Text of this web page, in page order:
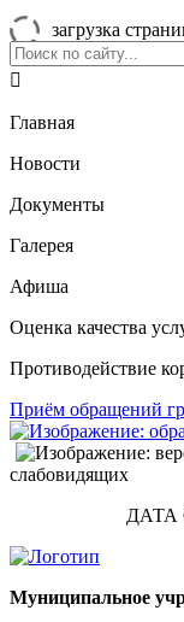
загрузка

Главная
Новости
Документы
Галерея
Афиша
Оценка качества
Противодействие
Приём обращений
слабовидящих
ДАТА
Муниципальное